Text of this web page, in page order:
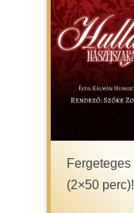
(2×50 perc)!